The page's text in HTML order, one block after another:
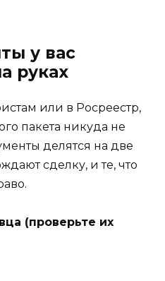
у вас
руках
или в Росреестр,
пакета никуда не
делятся на две
сделку, и те, что
(проверьте их